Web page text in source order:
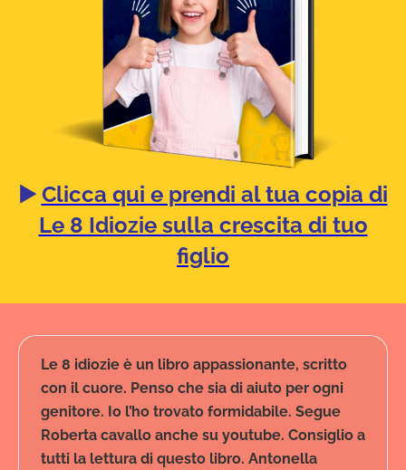
▶️ Clicca qui e prendi al tua copia di
Le 8 Idiozie sulla crescita di tuo
figlio
Le 8 idiozie è un libro appassionante, scritto
con il cuore. Penso che sia di aiuto per ogni
genitore. Io l’ho trovato formidabile. Segue
Roberta cavallo anche su youtube. Consiglio a
tutti la lettura di questo libro. Antonella